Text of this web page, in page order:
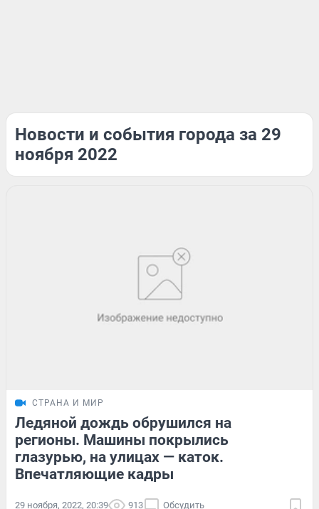
Новости и события города за 29
ноября 2022
СТРАНА И МИР
Ледяной дождь обрушился на
регионы. Машины покрылись
глазурью, на улицах — каток.
Впечатляющие кадры
29 ноября, 2022, 20:39 913 Обсудить